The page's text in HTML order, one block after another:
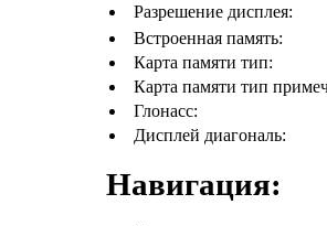
Разрешение дисплея:
Встроенная память:
Карта памяти тип:
Карта памяти тип
Глонасс:
Дисплей диагональ:
Навигация: